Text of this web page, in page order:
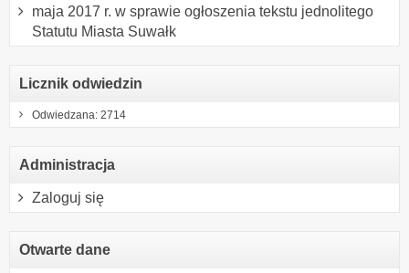
maja 2017 r. w sprawie ogłoszenia tekstu jednolitego
Statutu Miasta Suwałk
Licznik odwiedzin
Odwiedzana: 2714
Administracja
Zaloguj się
Otwarte dane